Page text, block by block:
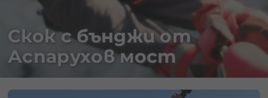
Скок с бънджи от
Аспарухов мост